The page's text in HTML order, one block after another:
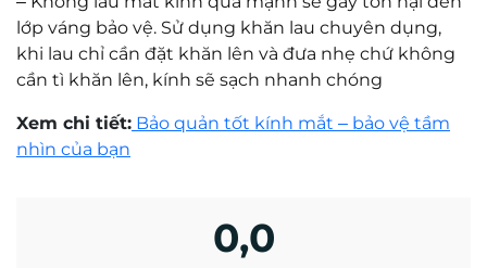
Kỹ thuật viên khúc xạ Trần Hoàng Phương Lâm
có trên 10 năm kinh nghiệm về đo khúc xạ và